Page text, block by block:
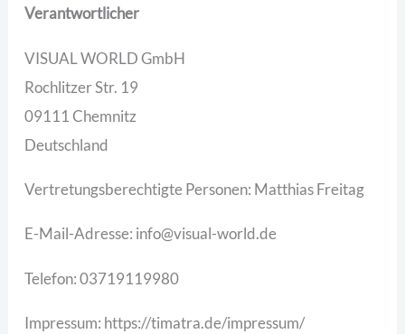
Verantwortlicher
VISUAL WORLD GmbH
Rochlitzer Str. 19
09111 Chemnitz
Deutschland
Vertretungsberechtigte Personen: Matthias Freitag
E-Mail-Adresse: info@visual-world.de
Telefon: 03719119980
Impressum: https://timatra.de/impressum/